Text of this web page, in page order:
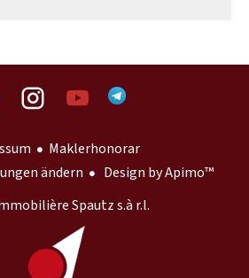
Maklerhonorar
ändern
Design byApimo™
Spautz s.à r.l.